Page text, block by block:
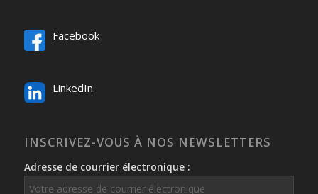
Facebook
LinkedIn
INSCRIVEZ-VOUS À NOS NEWSLETTERS
Adresse de courrier électronique :